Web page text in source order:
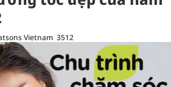
Vietnam 3512